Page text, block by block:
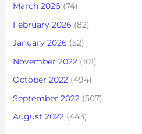
March 2026 (74)
February 2026 (82)
January 2026 (52)
November 2022(101)
October 2022(494)
September 2022(507)
August 2022(443)